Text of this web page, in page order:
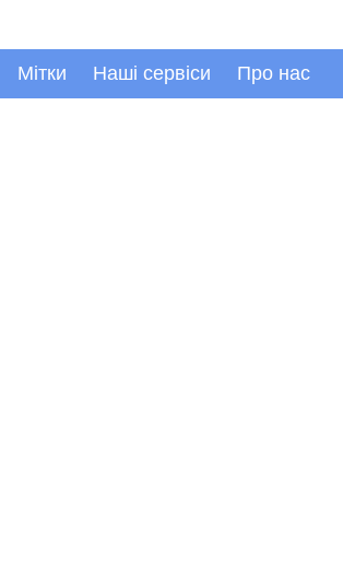
Мітки Наші сервіси Про нас